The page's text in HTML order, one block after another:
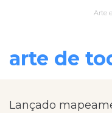
Arte
arte de
Lançado